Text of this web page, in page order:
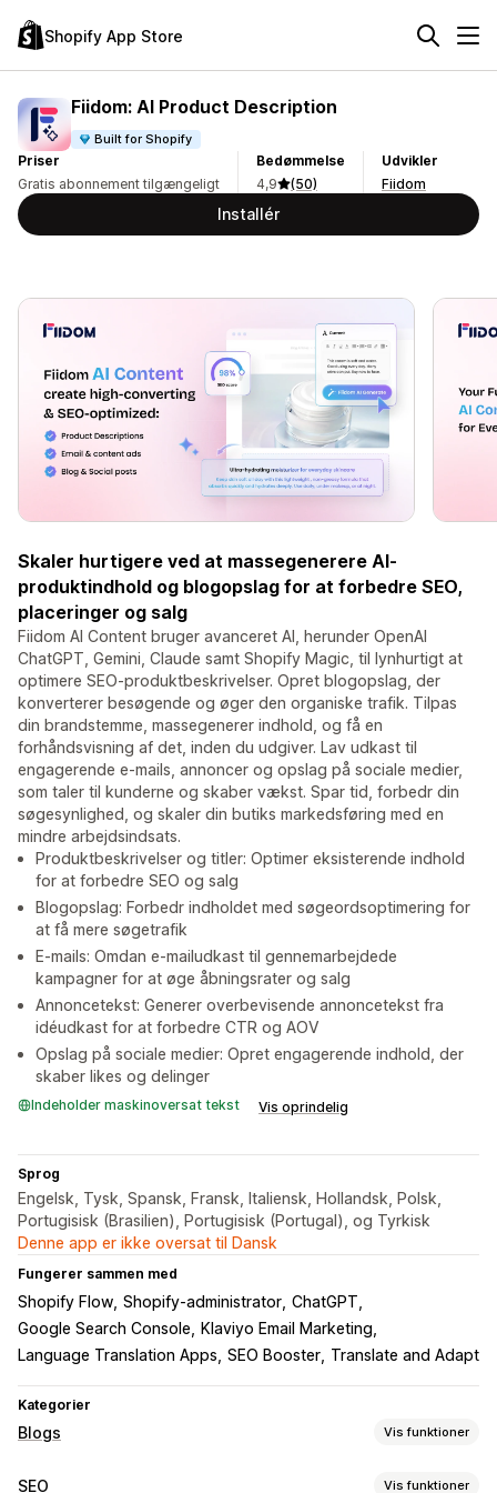
Shopify App Store
Fiidom: AI Product Description
Built for Shopify
Priser
Gratis abonnement tilgængeligt
Bedømmelse
4,9
(50)
Udvikler
Fiidom
Installér
Skaler hurtigere ved at massegenerere AI-
produktindhold og blogopslag for at forbedre SEO,
placeringer og salg
Fiidom AI Content bruger avanceret AI, herunder OpenAI
ChatGPT, Gemini, Claude samt Shopify Magic, til lynhurtigt at
optimere SEO-produktbeskrivelser. Opret blogopslag, der
konverterer besøgende og øger den organiske trafik. Tilpas
din brandstemme, massegenerer indhold, og få en
forhåndsvisning af det, inden du udgiver. Lav udkast til
engagerende e-mails, annoncer og opslag på sociale medier,
som taler til kunderne og skaber vækst. Spar tid, forbedr din
søgesynlighed, og skaler din butiks markedsføring med en
mindre arbejdsindsats.
Produktbeskrivelser og titler: Optimer eksisterende indhold
for at forbedre SEO og salg
Blogopslag: Forbedr indholdet med søgeordsoptimering for
at få mere søgetrafik
E-mails: Omdan e-mailudkast til gennemarbejdede
kampagner for at øge åbningsrater og salg
Annoncetekst: Generer overbevisende annoncetekst fra
idéudkast for at forbedre CTR og AOV
Opslag på sociale medier: Opret engagerende indhold, der
skaber likes og delinger
Indeholder maskinoversat tekst Vis oprindelig
Sprog
Engelsk, Tysk, Spansk, Fransk, Italiensk, Hollandsk, Polsk,
Portugisisk (Brasilien), Portugisisk (Portugal), og Tyrkisk
Denne app er ikke oversat til Dansk
Fungerer sammen med
Shopify Flow Shopify-administrator ChatGPT
Google Search Console
Klaviyo Email Marketing
Language Translation Apps SEO Booster Translate and Adapt
Kategorier
Blogs Vis funktioner
Skabelse af indhold
SEO Vis funktioner